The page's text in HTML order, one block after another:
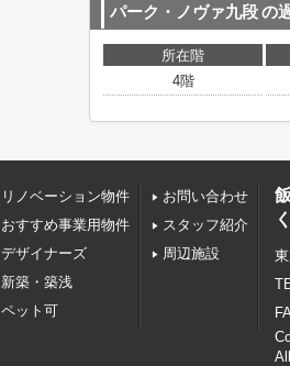
パーク・ノヴァ九段の
所在階
4階
リノベーション物件
おすすめ事業用物件
デザイナーズ
新築・築浅
ペット可
お問い合わせ
スタッフ紹介
周辺施設